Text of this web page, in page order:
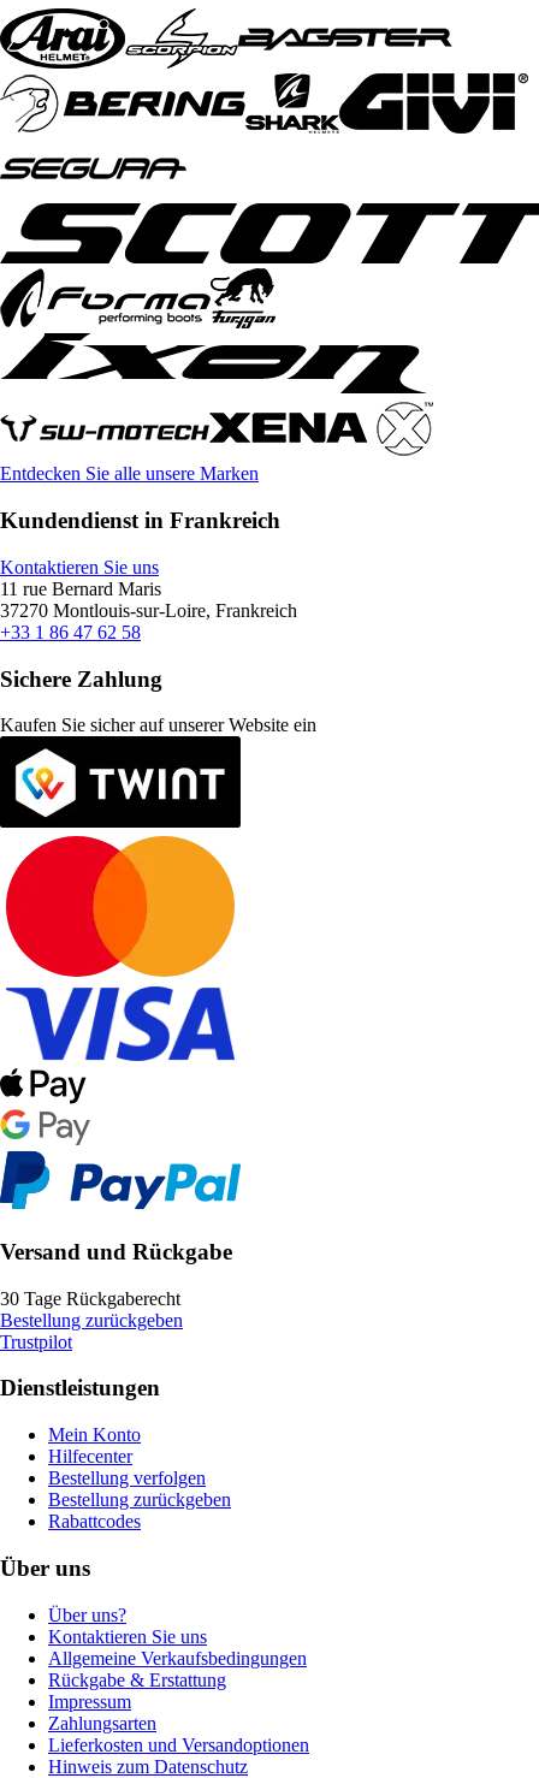
Entdecken Sie alle unsere Marken
Kundendienst in Frankreich
Kontaktieren Sie uns
11 rue Bernard Maris
37270 Montlouis-sur-Loire, Frankreich
+33 1 86 47 62 58
Sichere Zahlung
Kaufen Sie sicher auf unserer Website ein
Versand und Rückgabe
30 Tage Rückgaberecht
Bestellung zurückgeben
Trustpilot
Dienstleistungen
Mein Konto
Hilfecenter
Bestellung verfolgen
Bestellung zurückgeben
Rabattcodes
Über uns
Über uns?
Kontaktieren Sie uns
Allgemeine Verkaufsbedingungen
Rückgabe & Erstattung
Impressum
Zahlungsarten
Lieferkosten und Versandoptionen
Hinweis zum Datenschutz